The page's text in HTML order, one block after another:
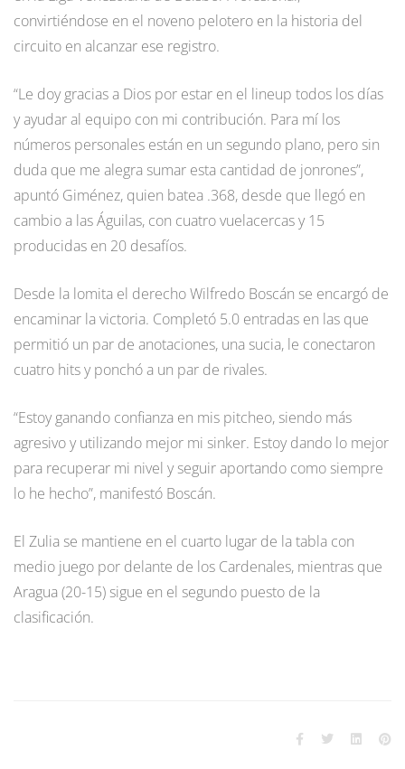
convirtiéndose en el noveno pelotero en la historia del
circuito en alcanzar ese registro.
“Le doy gracias a Dios por estar en el lineup todos los días
y ayudar al equipo con mi contribución. Para mí los
números personales están en un segundo plano, pero sin
duda que me alegra sumar esta cantidad de jonrones”,
apuntó Giménez, quien batea .368, desde que llegó en
cambio a las Águilas, con cuatro vuelacercas y 15
producidas en 20 desafíos.
Desde la lomita el derecho Wilfredo Boscán se encargó de
encaminar la victoria. Completó 5.0 entradas en las que
permitió un par de anotaciones, una sucia, le conectaron
cuatro hits y ponchó a un par de rivales.
“Estoy ganando confianza en mis pitcheo, siendo más
agresivo y utilizando mejor mi sinker. Estoy dando lo mejor
para recuperar mi nivel y seguir aportando como siempre
lo he hecho”, manifestó Boscán.
El Zulia se mantiene en el cuarto lugar de la tabla con
medio juego por delante de los Cardenales, mientras que
Aragua (20-15) sigue en el segundo puesto de la
clasificación.